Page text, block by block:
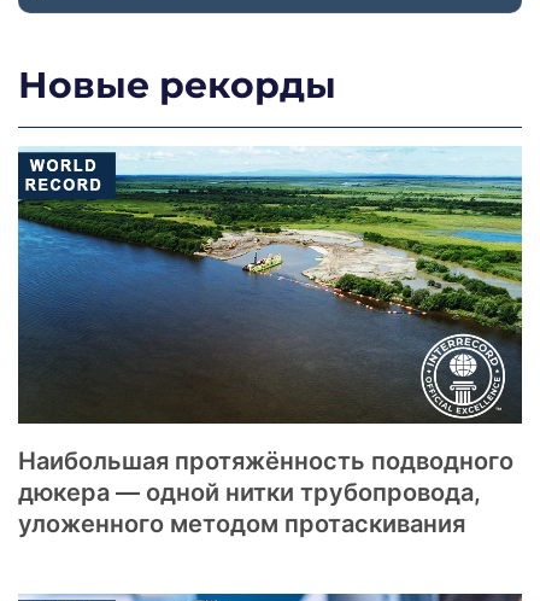
Новые рекорды
Наибольшая протяжённость подводного
дюкера — одной нитки трубопровода,
уложенного методом протаскивания